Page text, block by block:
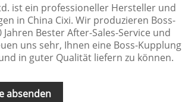
ist ein professioneller Hersteller und
in China Cixi. Wir produzieren Boss-
Bester After-Sales-Service und
uns sehr, Ihnen eine Boss-Kupplung
in guter Qualität liefern zu können.
absenden